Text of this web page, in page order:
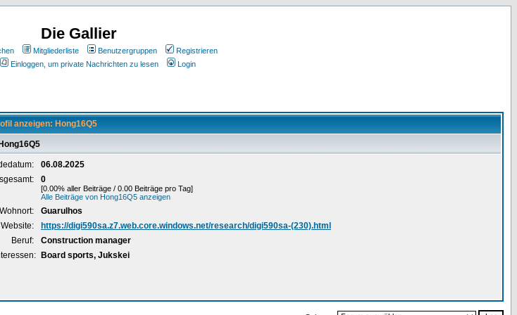
Die Gallier
Mitgliederliste Benutzergruppen
Registrieren
Einloggen, um private Nachrichten zu lesen Login
anzeigen: Hong16Q5
06.08.2025
0
[0.00% aller Beiträge / 0.00 Beiträge pro Tag]
Alle Beiträge von Hong16Q5 anzeigen
Wohnort:
Guarulhos
Website:
https://digi590sa.z7.web.core.windows.net/research/digi590sa-(230).html
Beruf:
Construction manager
Board sports, Jukskei